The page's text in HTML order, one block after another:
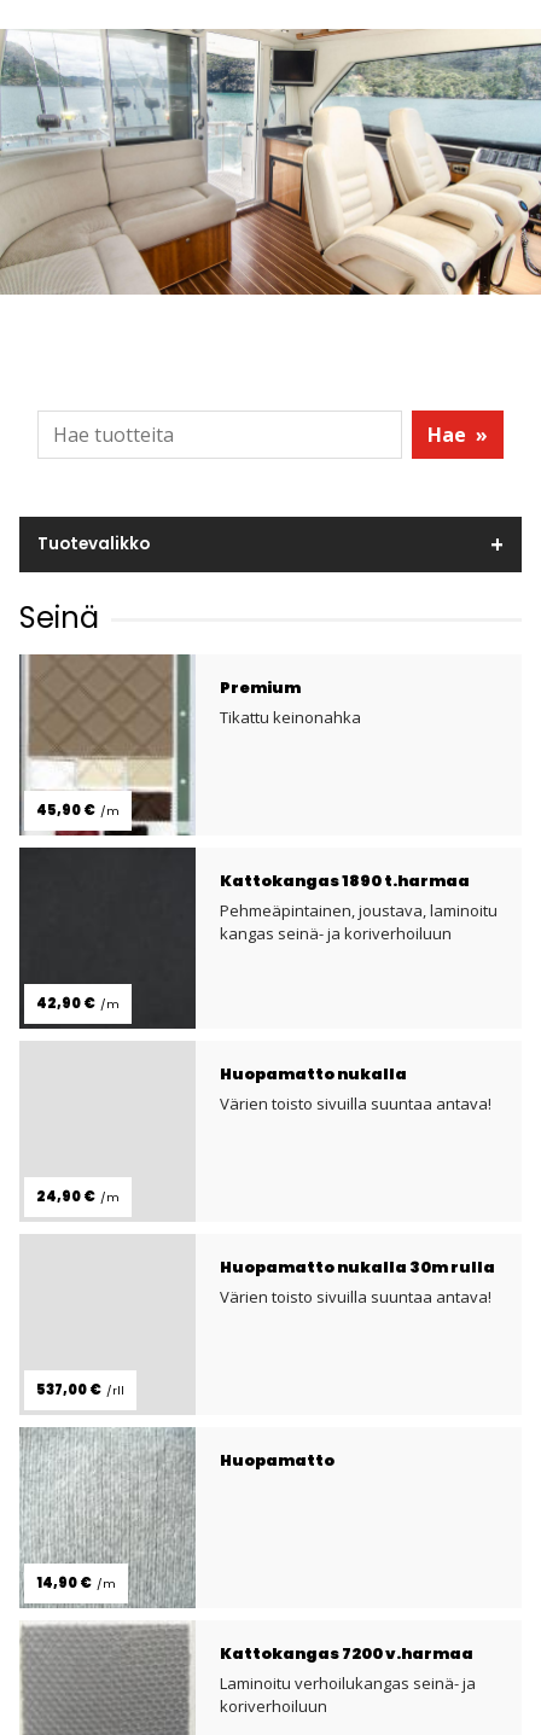
Hae »
Tuotevalikko
Seinä
Premium
Tikattu keinonahka
45,90 € /m
Kattokangas 1890 t.harmaa
Pehmeäpintainen, joustava, laminoitu
kangas seinä- ja koriverhoiluun
42,90 € /m
Huopamatto nukalla
Värien toisto sivuilla suuntaa antava!
24,90 € /m
Huopamatto nukalla 30m rulla
Värien toisto sivuilla suuntaa antava!
537,00 € /rll
Huopamatto
14,90 € /m
Kattokangas 7200 v.harmaa
Laminoitu verhoilukangas seinä- ja
koriverhoiluun